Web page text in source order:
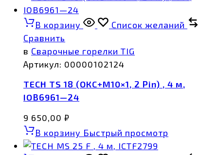
В корзину
Список желаний
Сравнить
в Сварочные горелки TIG
Артикул: 00000102124
TECH TS 18 (ОКС+М10×1, 2 Pin) , 4 м,
IOB6961—24
9 650,00 ₽
В корзину Быстрый просмотр